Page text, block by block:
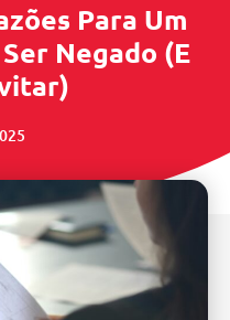
Para Um
Negado (e